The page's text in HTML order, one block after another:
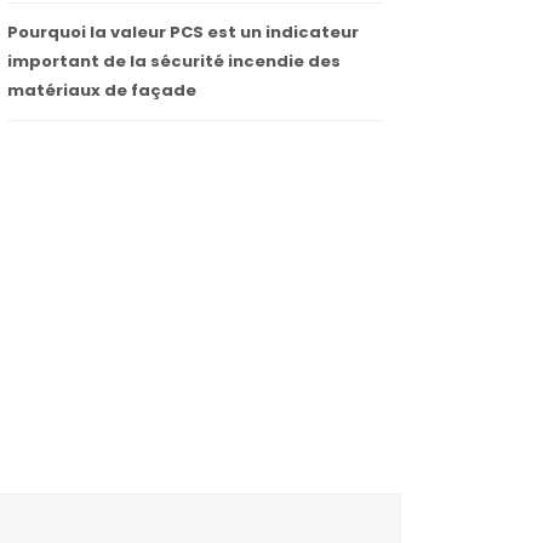
Pourquoi la valeur PCS est un indicateur
important de la sécurité incendie des
matériaux de façade